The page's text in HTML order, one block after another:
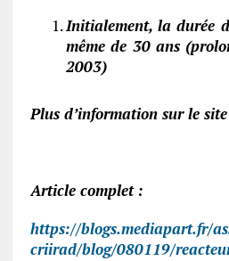
Initialement, la durée
même de 30 ans
2003)
Plus d’information sur le
Article complet :
https://blogs.mediapart.fr/
criirad/blog/080119/